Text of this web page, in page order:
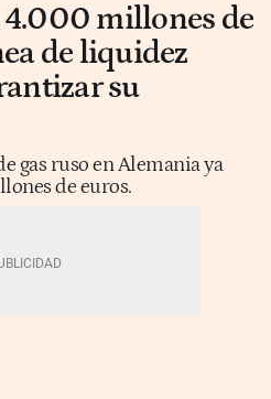
millones de
de liquidez
su
gas ruso en Alemania ya
de euros.